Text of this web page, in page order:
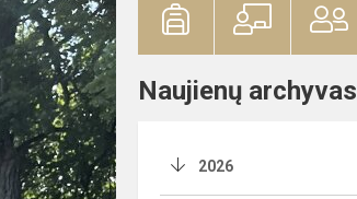
Naujienų archyvas
2026